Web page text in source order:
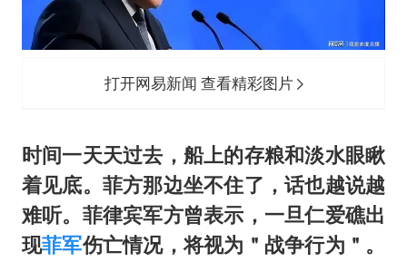
打开网易新闻 查看精彩图片
时间一天天过去，船上的存粮和淡水眼瞅
着见底。菲方那边坐不住了，话也越说越
难听。菲律宾军方曾表示，一旦仁爱礁出
现菲军伤亡情况，将视为＂战争行为＂。